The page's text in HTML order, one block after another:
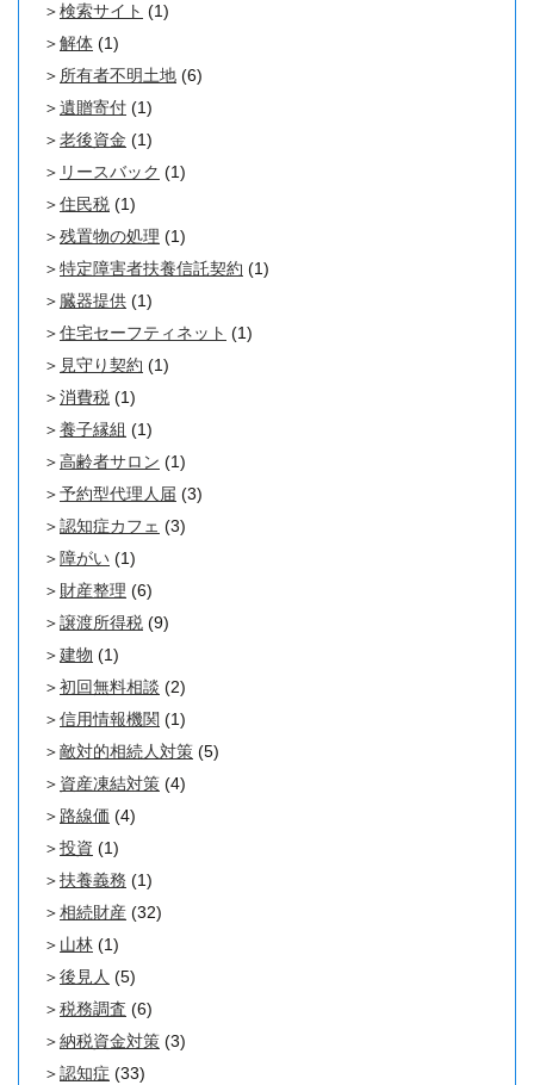
検索サイト (1)
解体 (1)
所有者不明土地 (6)
遺贈寄付 (1)
老後資金 (1)
リースバック (1)
住民税 (1)
残置物の処理 (1)
特定障害者扶養信託契約 (1)
臓器提供 (1)
住宅セーフティネット (1)
見守り契約 (1)
消費税 (1)
養子縁組 (1)
高齢者サロン (1)
予約型代理人届 (3)
認知症カフェ (3)
障がい (1)
財産整理 (6)
譲渡所得税 (9)
建物 (1)
初回無料相談 (2)
信用情報機関 (1)
敵対的相続人対策 (5)
資産凍結対策 (4)
路線価 (4)
投資 (1)
扶養義務 (1)
相続財産 (32)
山林 (1)
後見人 (5)
税務調査 (6)
納税資金対策 (3)
認知症 (33)